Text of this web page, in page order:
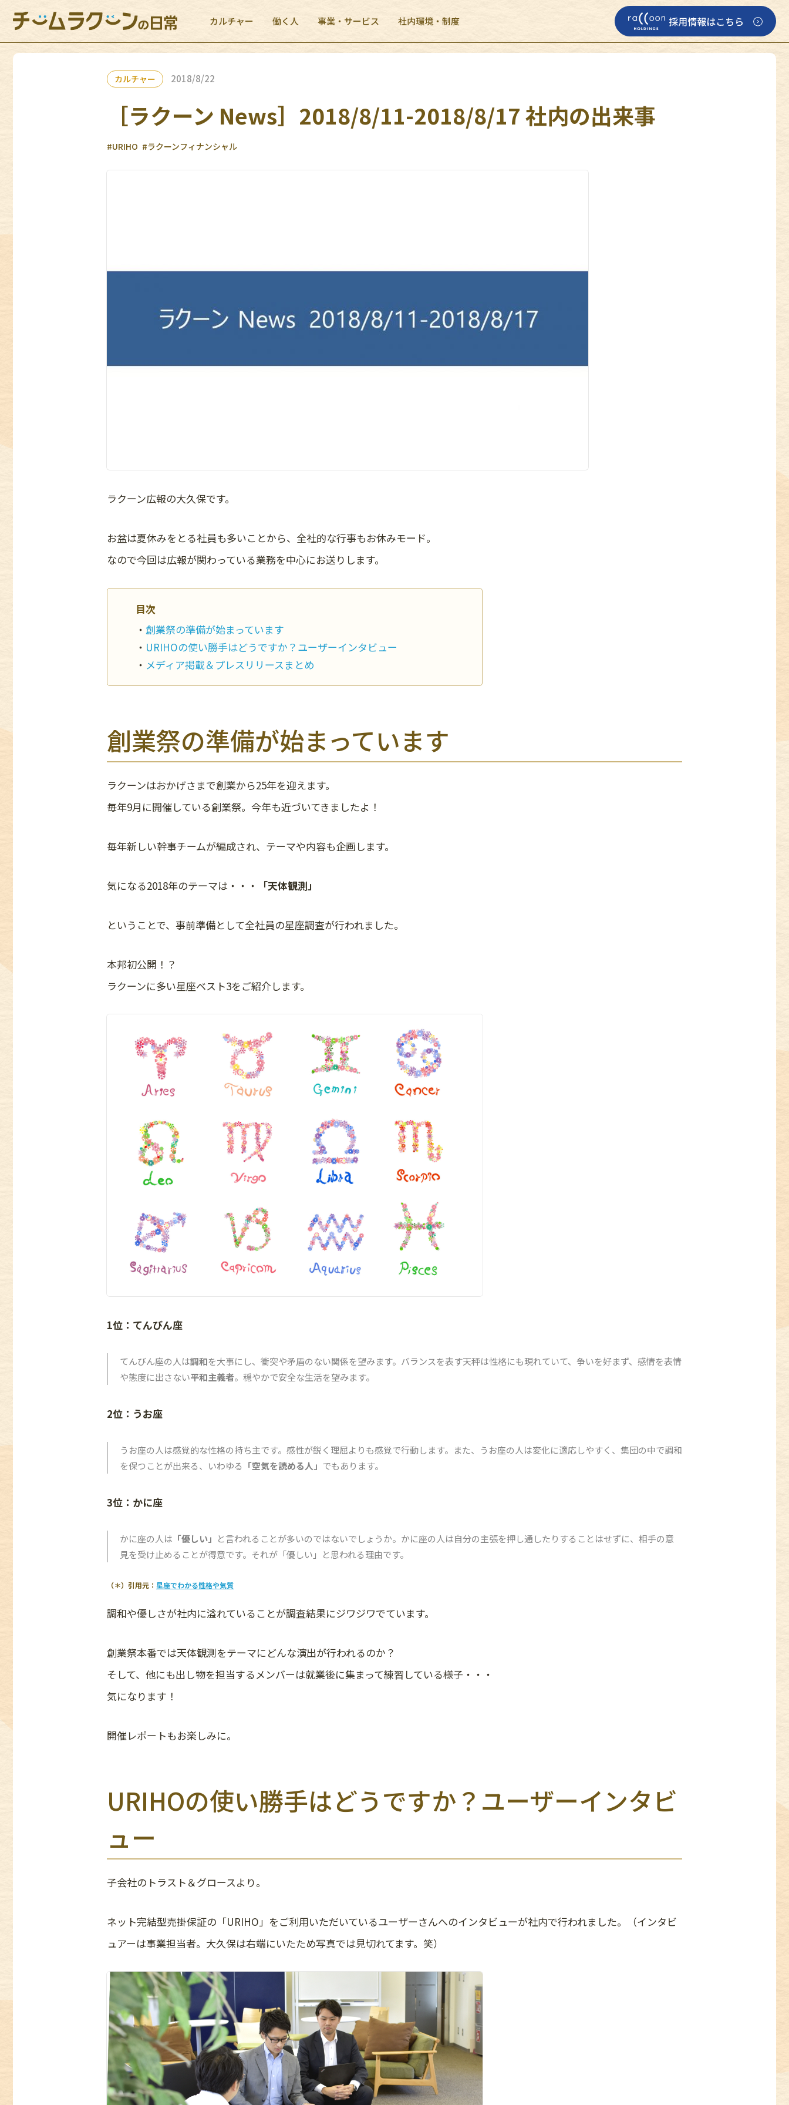
カルチャー 働く人 事業・サービス 社内環境・制度
カルチャー 2018/8/22
［ラクーン News］2018/8/11-2018/8/17 社内の出来事
#URIHO #ラクーンフィナンシャル
ラクーン広報の大久保です。
お盆は夏休みをとる社員も多いことから、全社的な行事もお休みモード。
なので今回は広報が関わっている業務を中心にお送りします。
目次
創業祭の準備が始まっています
URIHOの使い勝手はどうですか？ユーザーインタビュー
メディア掲載＆プレスリリースまとめ
創業祭の準備が始まっています
ラクーンはおかげさまで創業から25年を迎えます。
毎年9月に開催している創業祭。今年も近づいてきましたよ！
毎年新しい幹事チームが編成され、テーマや内容も企画します。
気になる2018年のテーマは・・・ 「天体観測」
ということで、事前準備として全社員の星座調査が行われました。
本邦初公開！？
ラクーンに多い星座ベスト3をご紹介します。
1位：てんびん座
てんびん座の人は調和を大事にし、衝突や矛盾のない関係を望みます。バランスを表す天秤は性格にも現れていて、争いを好まず、感情を表情
や態度に出さない平和主義者。穏やかで安全な生活を望みます。
2位：うお座
うお座の人は感覚的な性格の持ち主です。感性が鋭く理屈よりも感覚で行動します。また、うお座の人は変化に適応しやすく、集団の中で調和
を保つことが出来る、いわゆる 「空気を読める人」 でもあります。
3位：かに座
かに座の人は 「優しい」 と言われることが多いのではないでしょうか。かに座の人は自分の主張を押し通したりすることはせずに、相手の意
見を受け止めることが得意です。それが「優しい」と思われる理由です。
（＊）引用元： 星座でわかる性格や気質
調和や優しさが社内に溢れていることが調査結果にジワジワでています。
創業祭本番では天体観測をテーマにどんな演出が行われるのか？
そして、他にも出し物を担当するメンバーは就業後に集まって練習している様子・・・
気になります！
開催レポートもお楽しみに。
URIHOの使い勝手はどうですか？ユーザーインタビ
ュー
子会社のトラスト＆グロースより。
ネット完結型売掛保証の「URIHO」をご利用いただいているユーザーさんへのインタビューが社内で行われました。（インタビ
ュアーは事業担当者。大久保は右端にいたため写真では見切れてます。笑）